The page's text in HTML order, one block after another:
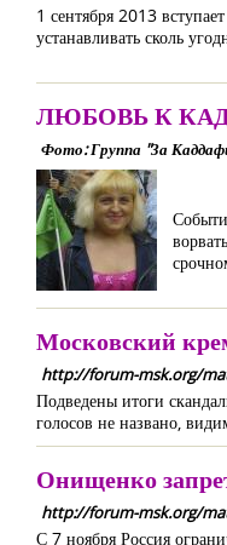
1 сентября 2013
устанавливать сколь
ЛЮБОВЬ К
Фото: Группа "За
Московский
http://forum-msk.org/
Подведены итоги
голосов не названо,
Онищенко
http://forum-msk.org/
С 7 ноября Россия